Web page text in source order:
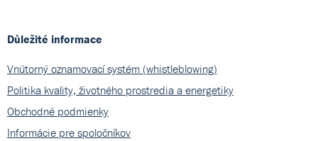
Důležité informace
Vnútorný oznamovací systém (whistleblowing)
Politika kvality, životného prostredia a energetiky
Obchodné podmienky
Informácie pre spoločníkov